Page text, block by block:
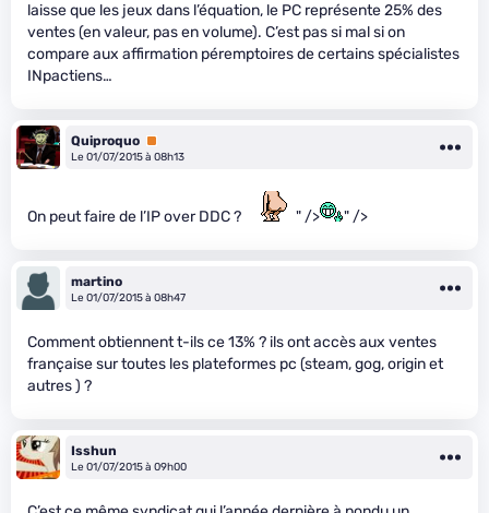
laisse que les jeux dans l’équation, le PC représente 25% des
ventes (en valeur, pas en volume). C’est pas si mal si on
compare aux affirmation péremptoires de certains spécialistes
INpactiens…
Quiproquo Premium
Le 01/07/2015 à 08h13
On peut faire de l’IP over DDC ? " /> " />
martino
Le 01/07/2015 à 08h47
Comment obtiennent t-ils ce 13% ? ils ont accès aux ventes
française sur toutes les plateformes pc (steam, gog, origin et
autres ) ?
Isshun
Le 01/07/2015 à 09h00